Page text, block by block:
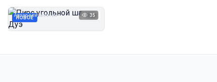
НОВОЕ 1923
Автор неизвестен 35